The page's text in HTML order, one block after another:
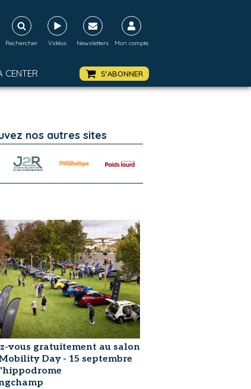
Rechercher Vidéos Newsletters Mon compte
CENTER S'ABONNER
nos autres sites
vous gratuitement au salon
Day - 15 septembre